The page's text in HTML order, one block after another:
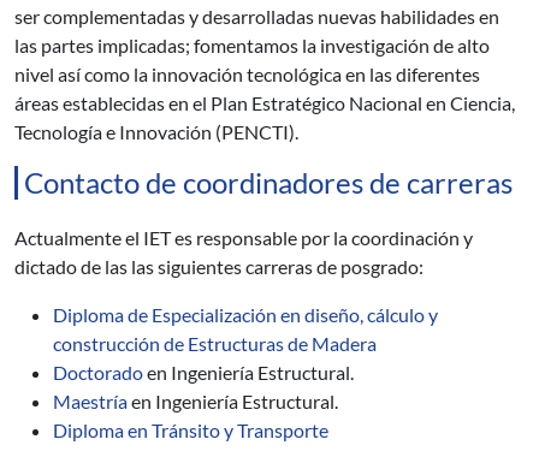
ser complementadas y desarrolladas nuevas habilidades en
las partes implicadas; fomentamos la investigación de alto
nivel así como la innovación tecnológica en las diferentes
áreas establecidas en el Plan Estratégico Nacional en Ciencia,
Tecnología e Innovación (PENCTI).
Contacto de coordinadores de carreras
Actualmente el IET es responsable por la coordinación y
dictado de las las siguientes carreras de posgrado:
Diploma de Especialización en diseño, cálculo y
construcción de Estructuras de Madera
Doctoradoen Ingeniería Estructural.
Maestríaen Ingeniería Estructural.
Diploma en Tránsito y Transporte